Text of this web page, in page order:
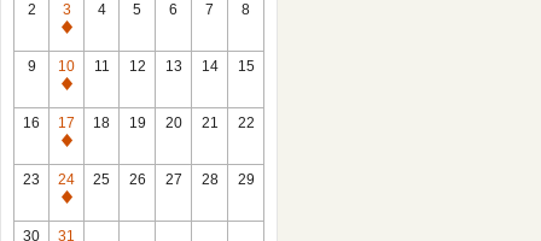
2
3
休
館
日
4 5 6 7 8
9
10
休
館
日
11 12 13 14 15
16
17
休
館
日
18 19 20 21 22
23
24
休
館
25 26 27 28 29
30
31